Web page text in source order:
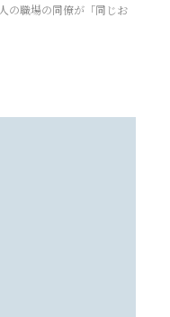
の職場の同僚が「同じお